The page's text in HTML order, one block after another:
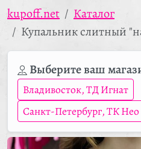
kupoff.net
Каталог
Купальник слитный
Выберите ваш
Владивосток, ТД Игнат
Санкт-Петербург, ТК Нео